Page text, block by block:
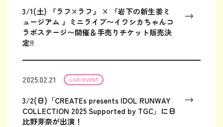
3/1(土) 『ラフ×ラフ』 × 『岩下の新生姜ミ
ュージアム 』ミニライブ〜イワシカちゃんコ
ラボステージ〜開催＆手売りチケット販売決
定!!
2025.02.21 LIVE/EVENT
3/2(日)「CREATEs presents IDOL RUNWAY
COLLECTION 2025 Supported by TGC」に日
比野芽奈が出演！